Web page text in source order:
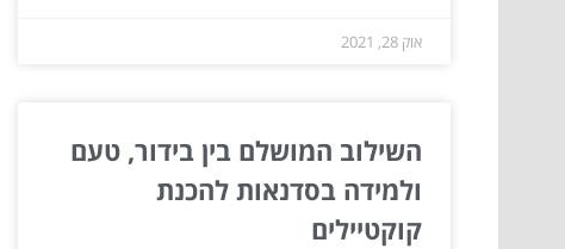
אוק 28, 2021
השילוב המושלם בין בידור, טעם
ולמידה בסדנאות להכנת
קוקטיילים